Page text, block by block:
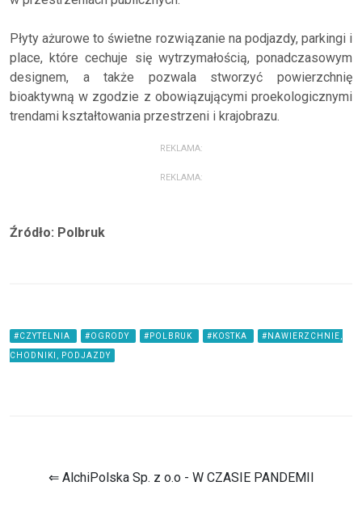
Płyty ażurowe to świetne rozwiązanie na podjazdy, parkingi i
place, które cechuje się wytrzymałością, ponadczasowym
designem, a także pozwala stworzyć powierzchnię
bioaktywną w zgodzie z obowiązującymi proekologicznymi
trendami kształtowania przestrzeni i krajobrazu.
REKLAMA:
REKLAMA:
Źródło: Polbruk
#CZYTELNIA #OGRODY #POLBRUK #KOSTKA #NAWIERZCHNIE,
CHODNIKI, PODJAZDY
⇐ AlchiPolska Sp. z o.o - W CZASIE PANDEMII